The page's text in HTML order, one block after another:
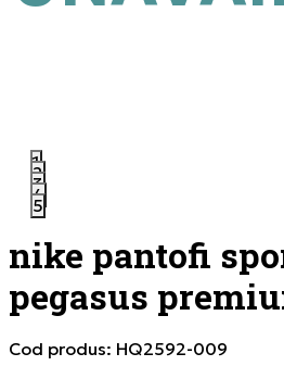
1
2
3
4
5
nike pantofi
pegasus
Cod produs: HQ2592-009